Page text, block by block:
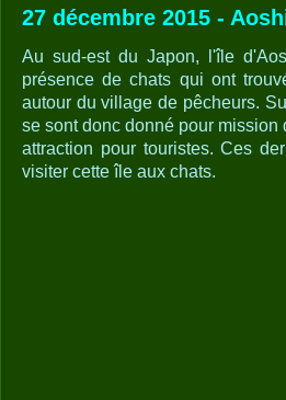
27 décembre 2015 -
Au sud-est du Japon, l'île
présence de chats qui ont
autour du village de pêcheurs.
se sont donc donné pour
attraction pour touristes. Ces
visiter cette île aux chats.